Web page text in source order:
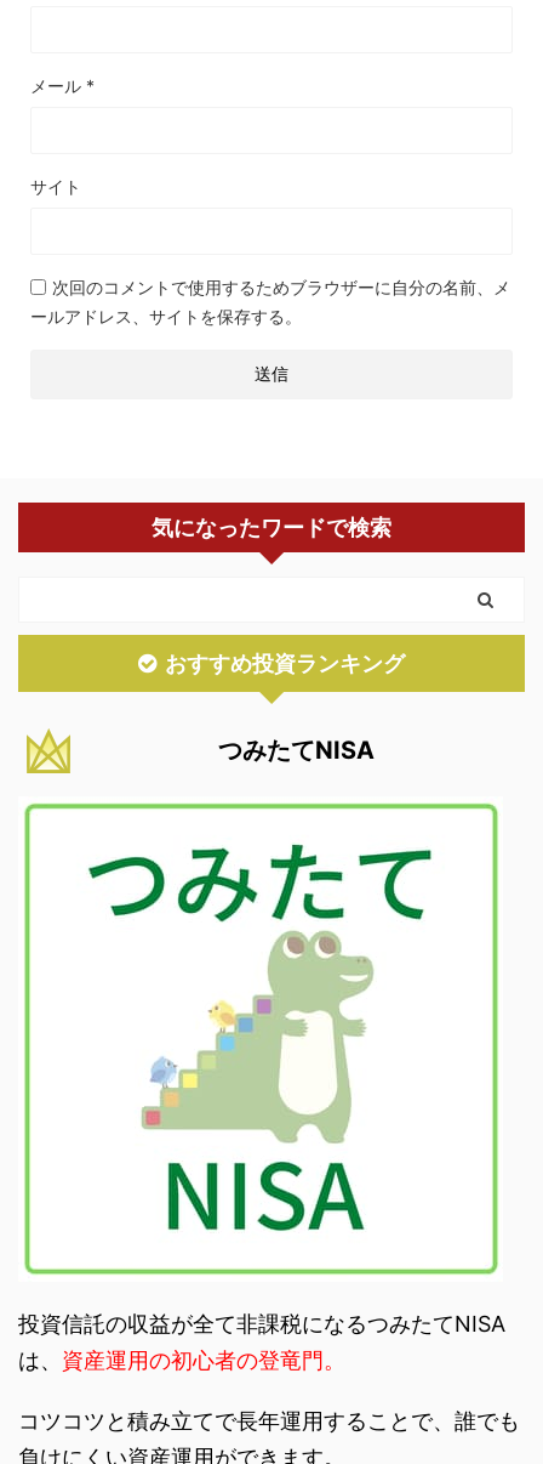
メール *
サイト
次回のコメントで使用するためブラウザーに自分の名前、メ
ールアドレス、サイトを保存する。
気になったワードで検索
おすすめ投資ランキング
つみたてNISA
投資信託の収益が全て非課税になるつみたてNISA
は、 資産運用の初心者の登竜門。
コツコツと積み立てで長年運用することで、誰でも
負けにくい資産運用ができます。